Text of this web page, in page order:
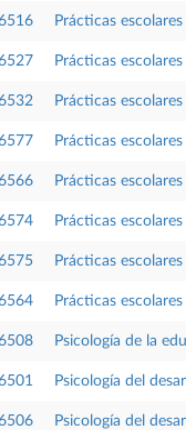
Prácticas escolares I
Prácticas escolares
Prácticas escolares
Prácticas
Prácticas
Prácticas
Prácticas
Prácticas
Psicología de la
Psicología del
Psicología del